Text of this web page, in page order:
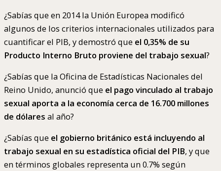
¿Sabías que en 2014 la Unión Europea modificó
algunos de los criterios internacionales utilizados para
cuantificar el PIB, y demostró que el 0,35% de su
Producto Interno Bruto proviene del trabajo sexual?
¿Sabías que la Oficina de Estadísticas Nacionales del
Reino Unido, anunció que el pago vinculado al trabajo
sexual aporta a la economía cerca de 16.700 millones
de dólares al año?
¿Sabías que el gobierno británico está incluyendo al
trabajo sexual en su estadística oficial del PIB, y que
en términos globales representa un 0.7% según